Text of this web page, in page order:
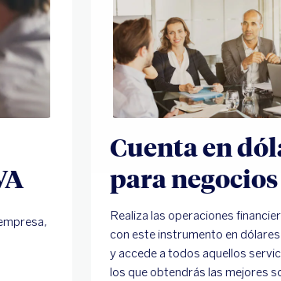
Cuenta en
para negocios
Realiza las operaciones
con este instrumento en
y accede a todos aquellos
los que obtendrás las mejores